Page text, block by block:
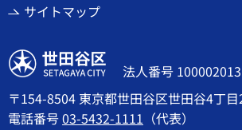
サイトマップ
世田谷区
法人番号
〒154-8504 東京都世田谷区世田谷4丁
電話番号03-5432-1111 （代表）